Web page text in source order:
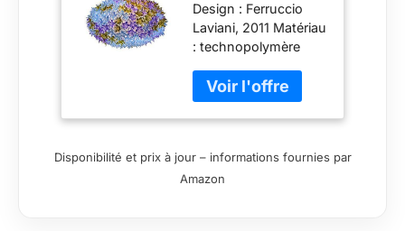
Moyenne,
Lavande
Design : Ferruccio
Laviani, 2011 Matériau
: technopolymère
thermoplastique
transparent ou de
couleur de masse
÷ 235 cm IP20 ; 220
- 240 V ; G9 2700°K
Disponibilité et prix à jour – informations fournies par
Amazon